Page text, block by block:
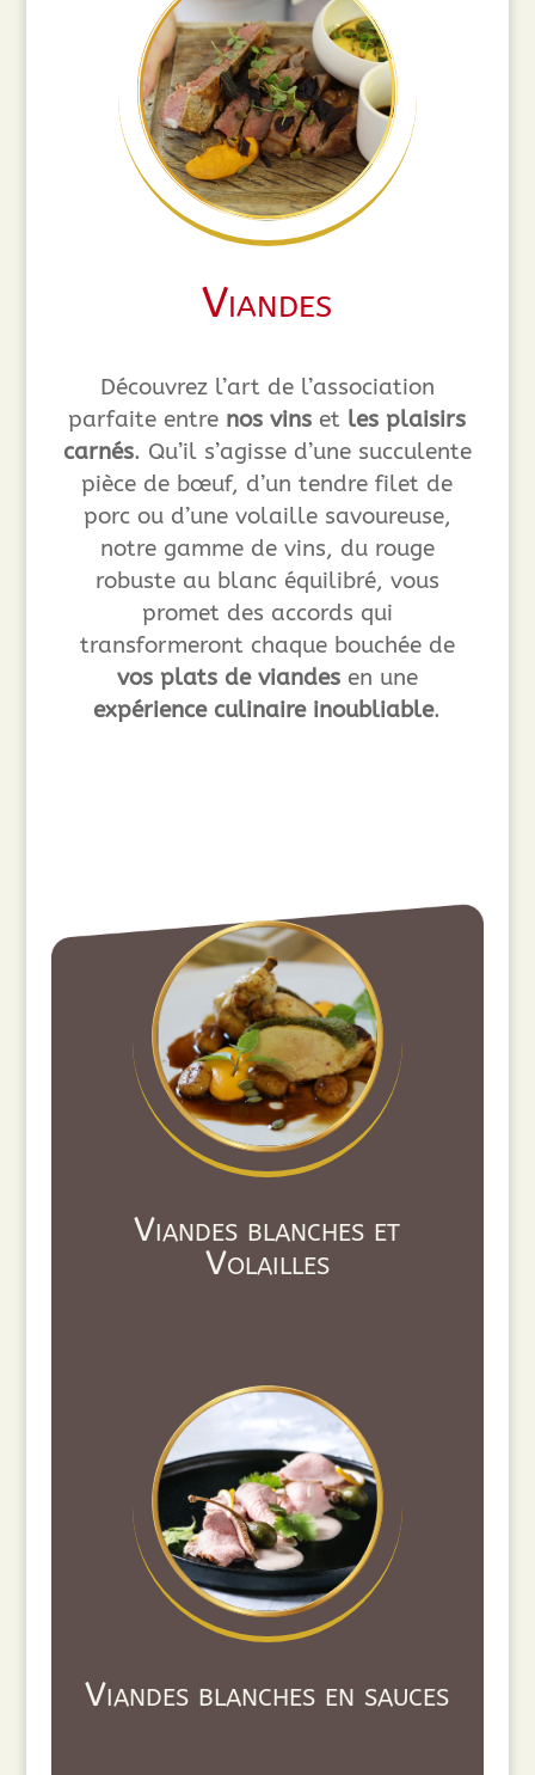
Viandes
Découvrez l’art de l’association
parfaite entre nos vins et les plaisirs
carnés. Qu’il s’agisse d’une succulente
pièce de bœuf, d’un tendre filet de
porc ou d’une volaille savoureuse,
notre gamme de vins, du rouge
robuste au blanc équilibré, vous
promet des accords qui
transformeront chaque bouchée de
vos plats de viandesen une
expérience culinaire inoubliable.
Viandes blanches et
Volailles
Viandes blanches en sauces